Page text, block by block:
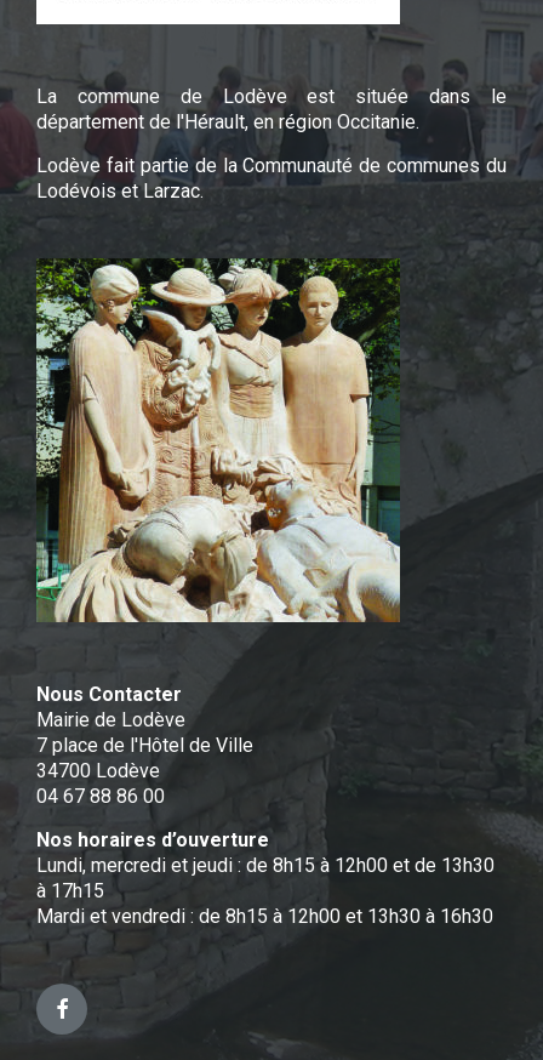
La commune de Lodève est située dans le
département de l'Hérault, en région Occitanie.
Lodève fait partie de la Communauté de communes du
Lodévois et Larzac.
Nous Contacter
Mairie de Lodève
7 place de l'Hôtel de Ville
34700 Lodève
04 67 88 86 00
Nos horaires d’ouverture
Lundi, mercredi et jeudi : de 8h15 à 12h00 et de 13h30
à 17h15
Mardi et vendredi : de 8h15 à 12h00 et 13h30 à 16h30
Facebook